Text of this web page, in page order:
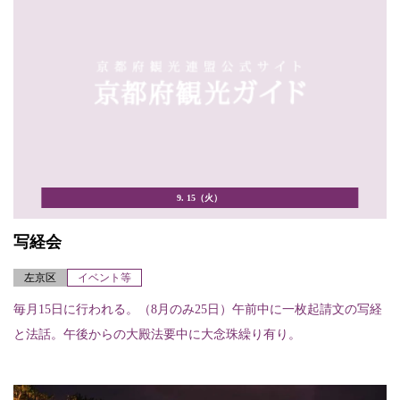
9. 15（火）
写経会
左京区 イベント等
毎月15日に行われる。（8月のみ25日）午前中に一枚起請文の写経
と法話。午後からの大殿法要中に大念珠繰り有り。